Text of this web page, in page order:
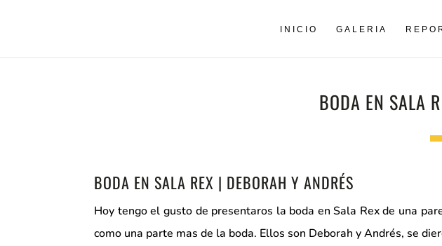
INICIO GALERIA
BODA EN SALA
BODA EN SALA REX | DEBORAH Y ANDRÉS
Hoy tengo el gusto de presentaros la boda en Sala Rex de una
como una parte mas de la boda. Ellos son Deborah y Andrés, se